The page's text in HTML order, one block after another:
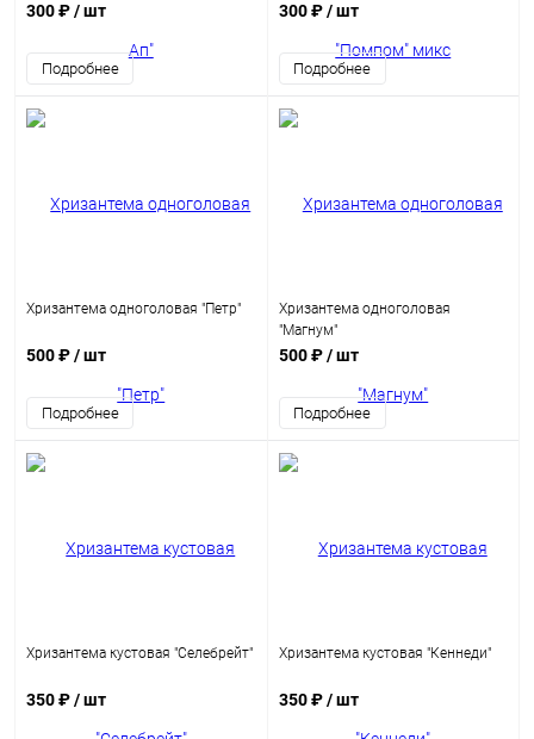
300 ₽/ шт
Подробнее
300 ₽/ шт
Подробнее
Хризантема одноголовая "Петр"
500 ₽/ шт
Подробнее
Хризантема одноголовая
"Магнум"
500 ₽/ шт
Подробнее
Хризантема кустовая "Селебрейт"
350 ₽/ шт
Хризантема кустовая "Кеннеди"
350 ₽/ шт